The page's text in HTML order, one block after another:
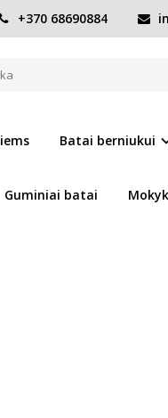
+370 68690884
Batai berniukui
Guminiai batai
37 d. W078-52797LW
SĄRAŠĄ